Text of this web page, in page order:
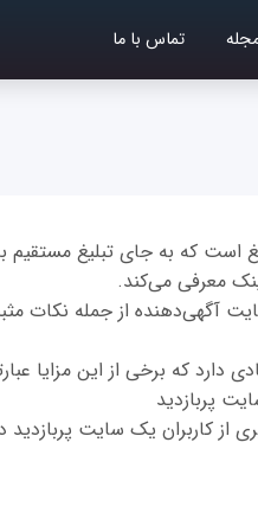
تماس با ما
است که به جای تبلیغ مستقیم
معرفی می‌کند.
آگهی‌دهنده از جمله نکات
دارد که برخی از این مزایا
پربازدید
از کاربران یک سایت پربازدید